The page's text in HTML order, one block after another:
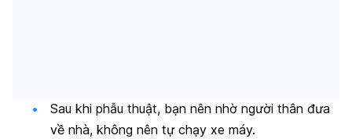
Sau khi phẫu thuật, bạn nên nhờ người thân đưa
về nhà, không nên tự chạy xe máy.